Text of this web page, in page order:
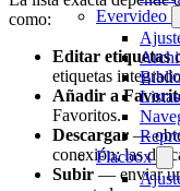
Evervideo
Flacbox
como:
Editar etiquetas
etiquetas
Añadir a
Favoritos.
Descargar —
conexión; las
Subir — enviar